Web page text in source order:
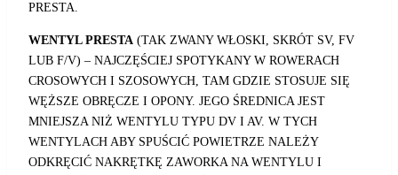
PRESTA.
WENTYL PRESTA (TAK ZWANY WŁOSKI, SKRÓT SV, FV
LUB F/V) – NAJCZĘŚCIEJ SPOTYKANY W ROWERACH
CROSOWYCH I SZOSOWYCH, TAM GDZIE STOSUJE SIĘ
WĘŻSZE OBRĘCZE I OPONY. JEGO ŚREDNICA JEST
MNIEJSZA NIŻ WENTYLU TYPU DV I AV. W TYCH
WENTYLACH ABY SPUŚCIĆ POWIETRZE NALEŻY
ODKRĘCIĆ NAKRĘTKĘ ZAWORKA NA WENTYLU I